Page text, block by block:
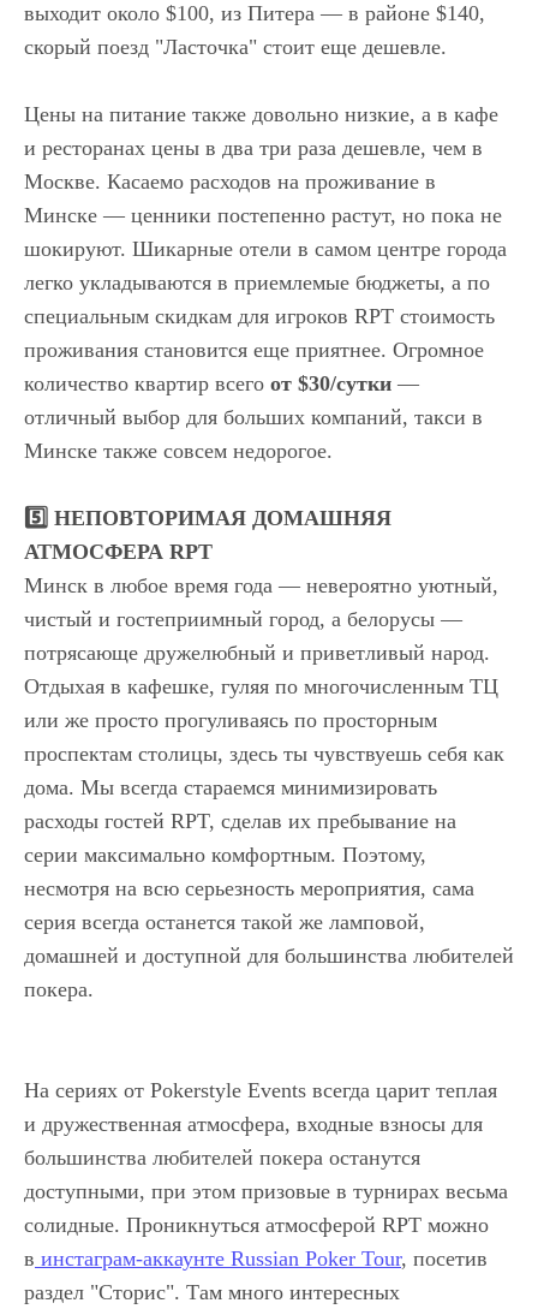
выходит около $100, из Питера — в районе $140,
cкорый поезд "Ласточка" стоит еще дешевле.
Цены на питание также довольно низкие, а в кафе
и ресторанах цены в два три раза дешевле, чем в
Москве. Касаемо расходов на проживание в
Минске — ценники постепенно растут, но пока не
шокируют. Шикарные отели в самом центре города
легко укладываются в приемлемые бюджеты, а по
специальным скидкам для игроков RPT стоимость
проживания становится еще приятнее. Огромное
количество квартир всего от $30/сутки —
отличный выбор для больших компаний, такси в
Минске также совсем недорогое.
5️⃣ НЕПОВТОРИМАЯ ДОМАШНЯЯ
АТМОСФЕРА RPT
Минск в любое время года — невероятно уютный,
чистый и гостеприимный город, а белорусы —
потрясающе дружелюбный и приветливый народ.
Отдыхая в кафешке, гуляя по многочисленным ТЦ
или же просто прогуливаясь по просторным
проспектам столицы, здесь ты чувствуешь себя как
дома. Мы всегда стараемся минимизировать
расходы гостей RPT, сделав их пребывание на
серии максимально комфортным. Поэтому,
несмотря на всю серьезность мероприятия, сама
серия всегда останется такой же ламповой,
домашней и доступной для большинства любителей
покера.
На сериях от Pokerstyle Events всегда царит теплая
и дружественная атмосфера, входные взносы для
большинства любителей покера останутся
доступными, при этом призовые в турнирах весьма
солидные. Проникнуться атмосферой RPT можно
в инстаграм-аккаунте Russian Poker Tour, посетив
раздел "Сторис". Там много интересных